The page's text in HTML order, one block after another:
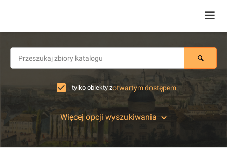
tylko obiekty zotwartym dostępem
Więcej opcji wyszukiwania